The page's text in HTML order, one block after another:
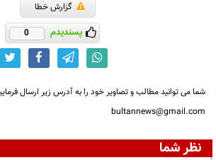
گزارش خطا
پسندیدم 0
شما می توانید مطالب و تصاویر خود را به آدرس زیر ارسال
bultannews@gmail.com
نظر شما